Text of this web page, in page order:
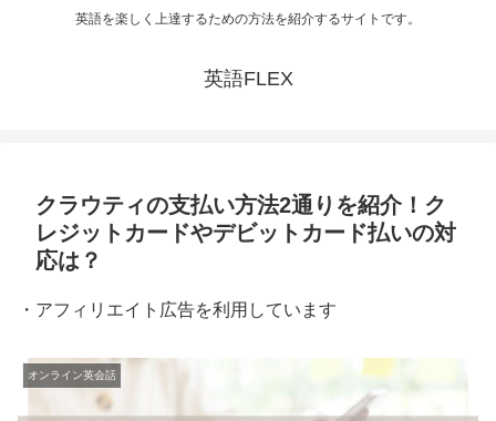
英語を楽しく上達するための方法を紹介するサイトです。
英語FLEX
クラウティの支払い方法2通りを紹介！ク
レジットカードやデビットカード払いの対
応は？
・アフィリエイト広告を利用しています
オンライン英会話